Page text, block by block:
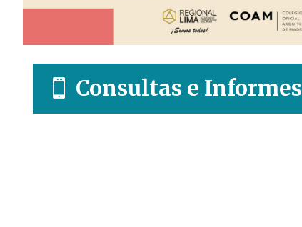
Consultas e Informes